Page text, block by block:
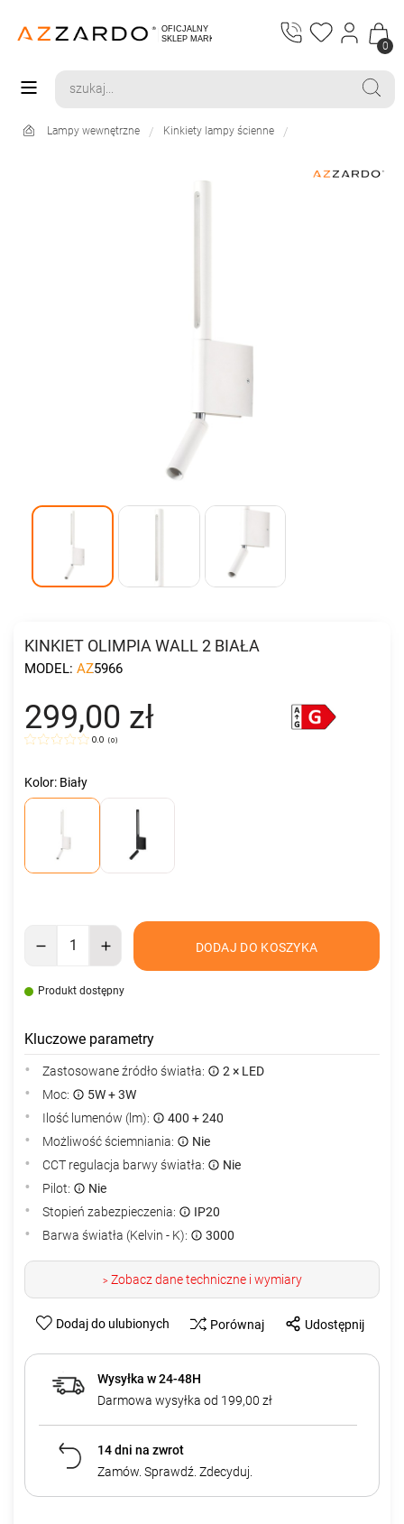
0
Lampy wewnętrzne Kinkiety lampy ścienne
KINKIET OLIMPIA WALL 2 BIAŁA
MODEL: AZ5966
299,00 zł
0.0 (0)
Kolor: Biały
DODAJ DO KOSZYKA
Produkt dostępny
Kluczowe parametry
Zastosowane źródło światła:
2 × LED
Moc:
5W + 3W
Ilość lumenów (lm):
400 + 240
Możliwość ściemniania:
Nie
CCT regulacja barwy światła:
Nie
Pilot:
Nie
Stopień zabezpieczenia:
IP20
Barwa światła (Kelvin - K):
3000
>Zobacz dane techniczne i wymiary
Dodaj do ulubionych Porównaj Udostępnij
Wysyłka w 24-48H
Darmowa wysyłka od 199,00 zł
14 dni na zwrot
Zamów. Sprawdź. Zdecyduj.